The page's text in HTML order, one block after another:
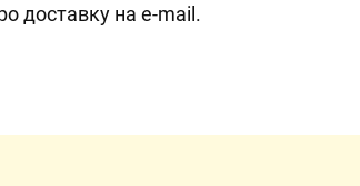
доставку на e-mail.